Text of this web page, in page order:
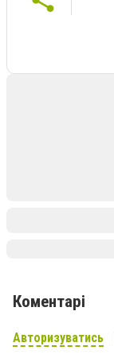
Коментарі
Авторизуватись